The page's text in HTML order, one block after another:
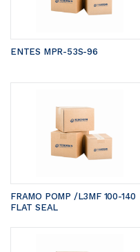
ENTES MPR-53S-96
FRAMO POMP /L3MF 100-140
FLAT SEAL